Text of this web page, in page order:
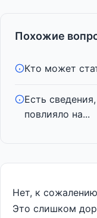
Похожие
Кто может
Есть
повлияло на...
Нет, к
Это слишком